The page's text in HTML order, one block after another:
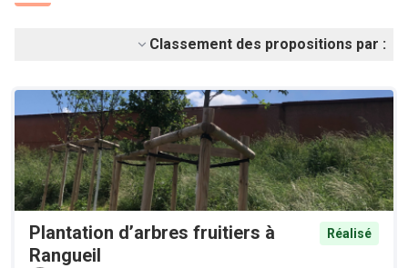
Classement des propositions par :
Plantation d’arbres fruitiers à
Rangueil
Réalisé